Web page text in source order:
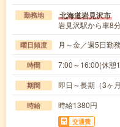
勤務地 北海道岩見沢市
岩見沢駅から車8
曜日頻度 月～金／週5日勤務
時間 7:00～16:00(休憩
期間 即日～長期（3ヶ
時給 時給1380円
交通費